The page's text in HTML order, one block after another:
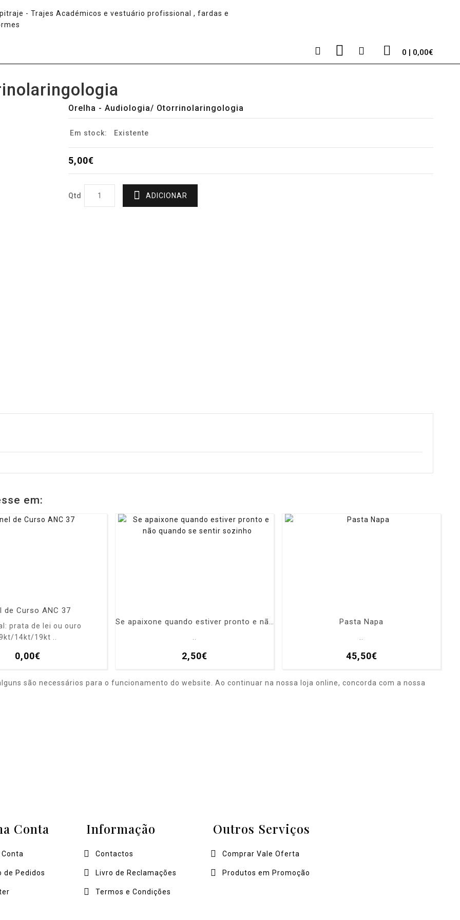
0 | 0,00€
Orelha - Audiologia/ Otorrinolaringologia
Em stock: Existente
5,00€
Qtd ADICIONAR
em:
de Curso ANC 37
prata de lei ou ouro
14kt/19kt ..
0,00€
Se apaixone quando estiver pronto e não quando se sentir sozinho
2,50€
Pasta Napa
45,50€
são necessários para o funcionamento do website. Ao continuar na nossa loja online, concorda com a nossa
Conta
de Pedidos
Informação
Contactos
Livro de Reclamações
Termos e Condições
Outros Serviços
Comprar Vale Oferta
Produtos em Promoção